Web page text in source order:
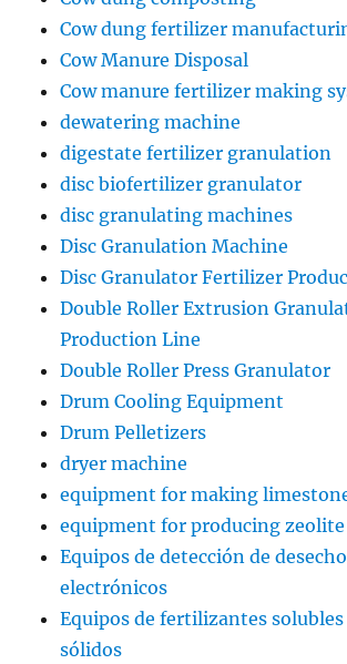
Cow dung fertilizer
Cow Manure Disposal
Cow manure fertilizer making
dewatering machine
digestate fertilizer granulation
disc biofertilizer granulator
disc granulating machines
Disc Granulation Machine
Disc Granulator Fertilizer
Double Roller Extrusion
Production Line
Double Roller Press Granulator
Drum Cooling Equipment
Drum Pelletizers
dryer machine
equipment for making
equipment for producing
Equipos de detección de
electrónicos
Equipos de fertilizantes solubles
sólidos